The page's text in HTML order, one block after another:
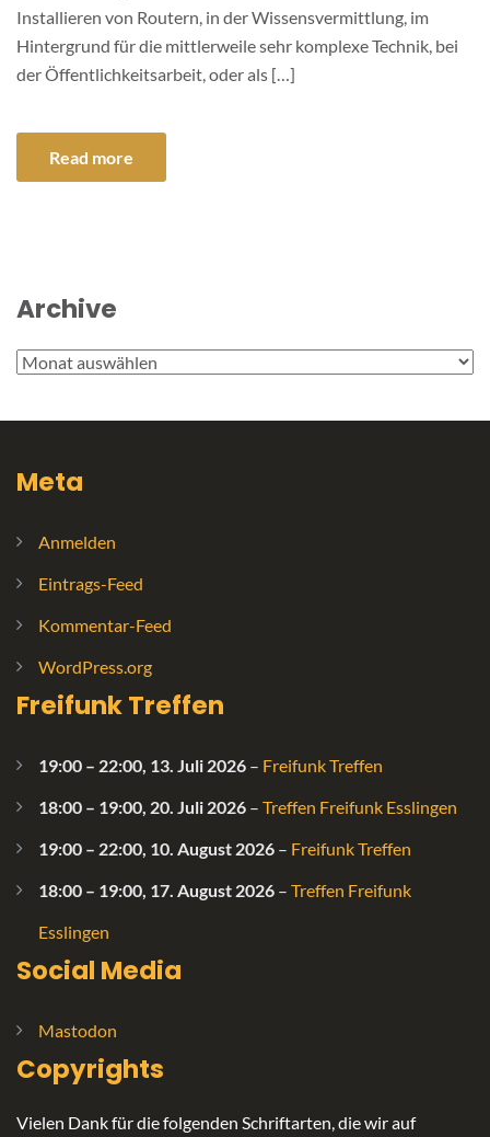
Installieren von Routern, in der Wissensvermittlung, im
Hintergrund für die mittlerweile sehr komplexe Technik, bei
der Öffentlichkeitsarbeit, oder als […]
Read more
Archive
Archive
Meta
Anmelden
Eintrags-Feed
Kommentar-Feed
WordPress.org
Freifunk Treffen
19:00 – 22:00, 13. Juli 2026 – Freifunk Treffen
18:00 – 19:00, 20. Juli 2026 – Treffen Freifunk Esslingen
19:00 – 22:00, 10. August 2026 – Freifunk Treffen
18:00 – 19:00, 17. August 2026 – Treffen Freifunk
Esslingen
Social Media
Mastodon
Copyrights
Vielen Dank für die folgenden Schriftarten, die wir auf